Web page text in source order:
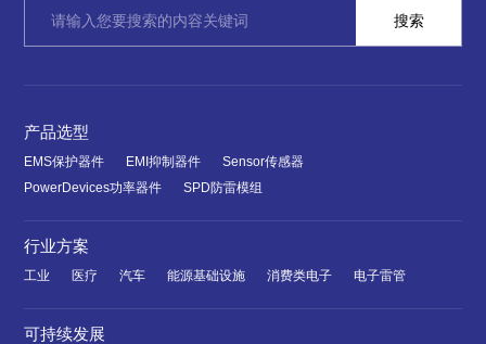
产品选型
EMS保护器件 EMI抑制器件
Sensor传感器
PowerDevices功率器件
SPD防雷模组
行业方案
工业 医疗 汽车 能源基础设施 消费类电子 电子雷管
可持续发展